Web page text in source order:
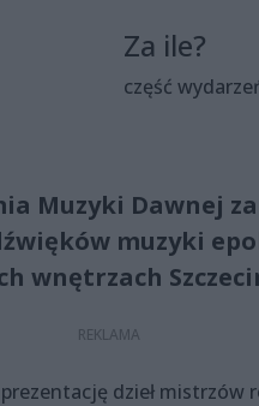
Za ile?
część
Muzyki Dawnej
muzyki
wnętrzach
dzieł mistrzów